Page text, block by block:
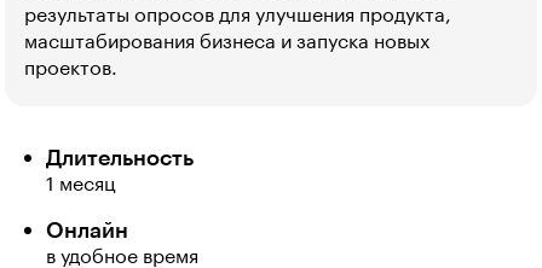
результаты опросов для улучшения продукта,
масштабирования бизнеса и запуска новых
проектов.
Длительность
1 месяц
Онлайн
в удобное время